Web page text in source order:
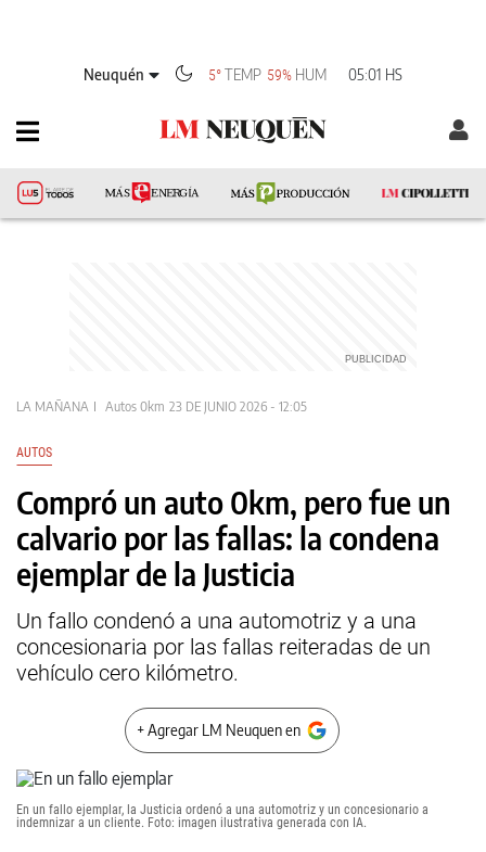
Neuquén 5°TEMP 59% HUM 05:01 HS
LA MAÑANA Autos 0km 23 DE JUNIO 2026 - 12:05
AUTOS
Compró un auto 0km, pero fue un
calvario por las fallas: la condena
ejemplar de la Justicia
Un fallo condenó a una automotriz y a una
concesionaria por las fallas reiteradas de un
vehículo cero kilómetro.
+ Agregar LM Neuquen en
En un fallo ejemplar, la Justicia ordenó a una automotriz y un concesionario a
indemnizar a un cliente. Foto: imagen ilustrativa generada con IA.